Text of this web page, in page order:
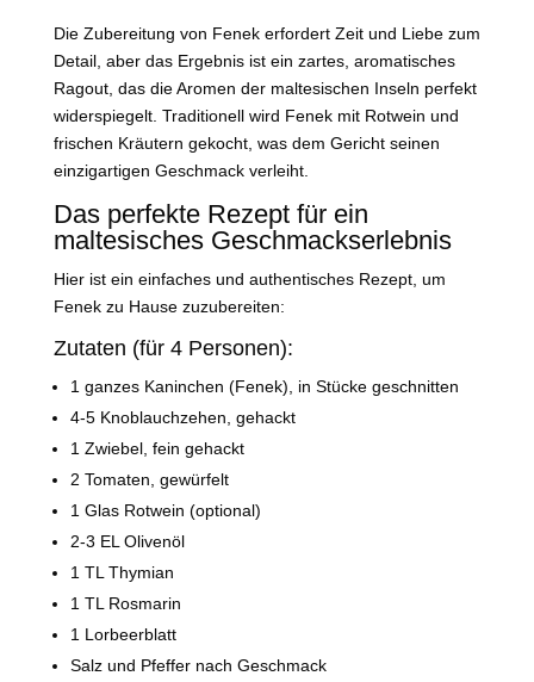
Die Zubereitung von Fenek erfordert Zeit und Liebe zum
Detail, aber das Ergebnis ist ein zartes, aromatisches
Ragout, das die Aromen der maltesischen Inseln perfekt
widerspiegelt. Traditionell wird Fenek mit Rotwein und
frischen Kräutern gekocht, was dem Gericht seinen
einzigartigen Geschmack verleiht.
Das perfekte Rezept für ein
maltesisches Geschmackserlebnis
Hier ist ein einfaches und authentisches Rezept, um
Fenek zu Hause zuzubereiten:
Zutaten (für 4 Personen):
1 ganzes Kaninchen (Fenek), in Stücke geschnitten
4-5 Knoblauchzehen, gehackt
1 Zwiebel, fein gehackt
2 Tomaten, gewürfelt
1 Glas Rotwein (optional)
2-3 EL Olivenöl
1 TL Thymian
1 TL Rosmarin
1 Lorbeerblatt
Salz und Pfeffer nach Geschmack